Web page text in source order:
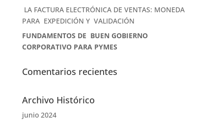
LA FACTURA ELECTRÓNICA DE VENTAS: MONEDA
PARA EXPEDICIÓN Y VALIDACIÓN
FUNDAMENTOS DE BUEN GOBIERNO
CORPORATIVO PARA PYMES
Comentarios recientes
Archivo Histórico
junio 2024